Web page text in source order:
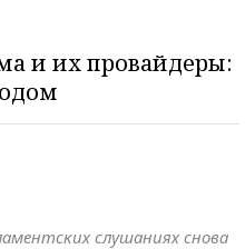
и их провайдеры:
слушаниях снова